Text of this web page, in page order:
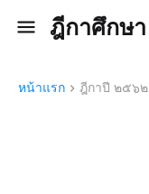
ฎีกาศึกษา
หน้าแรก ฎีกาปี ๒๕๖๒